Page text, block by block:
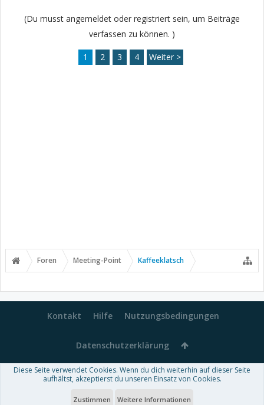
(Du musst angemeldet oder registriert sein, um Beiträge
verfassen zu können. )
1 2 3 4 Weiter >
Foren Meeting-Point Kaffeeklatsch
Kontakt Hilfe Nutzungsbedingungen
Datenschutzerklärung
Forum software by XenForo™-Deutsch von xenDach
Theme designed byThemeHouse
Diese Seite verwendet Cookies. Wenn du dich weiterhin auf dieser Seite
aufhältst, akzeptierst du unseren Einsatz von Cookies.
Zustimmen Weitere Informationen